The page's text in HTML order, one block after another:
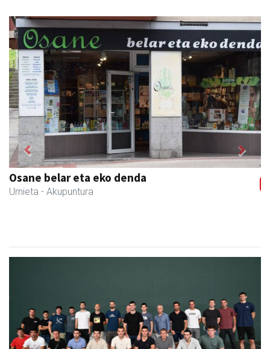
Guria
Urnieta - Jatetxeak
Previous Next